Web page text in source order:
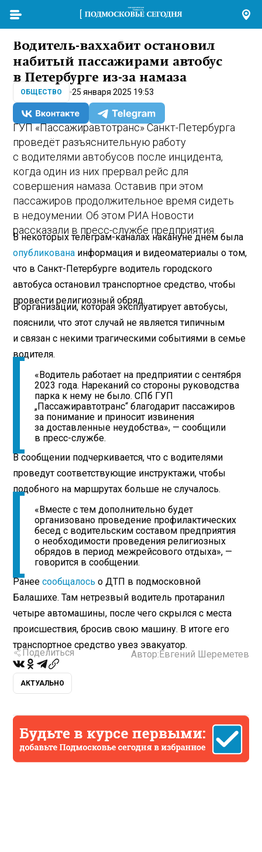
Водитель-ваххабит остановил
набитый пассажирами автобус
в Петербурге из-за намаза
ОБЩЕСТВО 25 января 2025 19:53
ГУП «Пассажиравтотранс» Санкт-Петербурга
проведёт разъяснительную работу
с водителями автобусов после инцидента,
когда один из них прервал рейс для
совершения намаза. Оставив при этом
пассажиров продолжительное время сидеть
в недоумении. Об этом РИА Новости
рассказали в пресс-службе предприятия.
В некоторых телеграм-каналах накануне днем была
опубликована информация и видеоматериалы о том,
что в Санкт-Петербурге водитель городского
автобуса остановил транспортное средство, чтобы
провести религиозный обряд.
В организации, которая эксплуатирует автобусы,
пояснили, что этот случай не является типичным
и связан с некими трагическими событиями в семье
водителя.
«Водитель работает на предприятии с сентября
2023 года. Нареканий со стороны руководства
парка к нему не было. СПб ГУП
„Пассажиравтотранс“ благодарит пассажиров
за понимание и приносит извинения
за доставленные неудобства», — сообщили
в пресс-службе.
В сообщении подчеркивается, что с водителями
проведут соответствующие инструктажи, чтобы
подобного на маршрутах больше не случалось.
«Вместе с тем дополнительно будет
организовано проведение профилактических
бесед с водительским составом предприятия
о необходимости проведения религиозных
обрядов в период межрейсового отдыха», —
говорится в сообщении.
Ранеесообщалось о ДТП в подмосковной
Балашихе. Там нетрезвый водитель протаранил
четыре автомашины, после чего скрылся с места
происшествия, бросив свою машину. В итоге его
транспортное средство увез эвакуатор.
Поделиться Автор: Евгений Шереметев
АКТУАЛЬНО